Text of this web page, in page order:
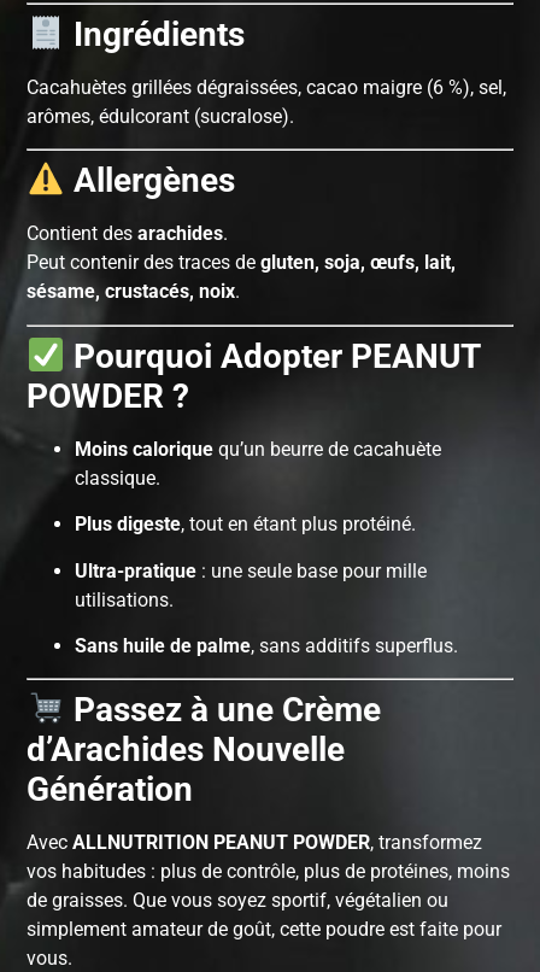
Ingrédients
Cacahuètes grillées dégraissées, cacao maigre (6 %), sel,
arômes, édulcorant (sucralose).
Allergènes
Contient desarachides.
Peut contenir des traces degluten, soja, œufs, lait,
sésame, crustacés, noix.
Pourquoi Adopter PEANUT
POWDER ?
Moins calorique qu’un beurre de cacahuète
classique.
Plus digeste, tout en étant plus protéiné.
Ultra-pratique : une seule base pour mille
utilisations.
Sans huile de palme, sans additifs superflus.
Passez à une Crème
d’Arachides Nouvelle
Génération
AvecALLNUTRITION PEANUT POWDER, transformez
vos habitudes : plus de contrôle, plus de protéines, moins
de graisses. Que vous soyez sportif, végétalien ou
simplement amateur de goût, cette poudre est faite pour
vous.